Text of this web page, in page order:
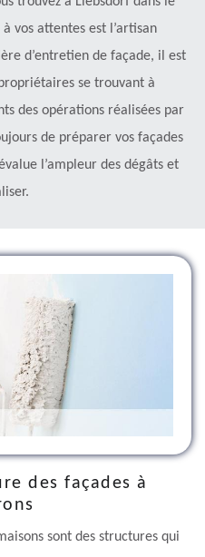
vos attentes est l’artisan
d’entretien de façade, il est
se trouvant à
des opérations réalisées par
de préparer vos façades
l’ampleur des dégâts et
des façades à
sont des structures qui